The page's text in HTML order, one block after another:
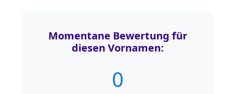
Momentane Bewertung für
diesen Vornamen:
0